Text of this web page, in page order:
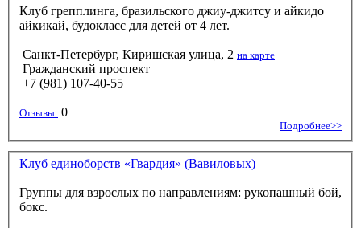
Клуб грепплинга, бразильского джиу-джитсу и айкидо
айкикай, будокласс для детей от 4 лет.
Санкт-Петербург, Киришская улица, 2 на карте
Гражданский проспект
+7 (981) 107-40-55
Отзывы: 0
Подробнее>>
Клуб единоборств «Гвардия» (Вавиловых)
Группы для взрослых по направлениям: рукопашный бой,
бокс.